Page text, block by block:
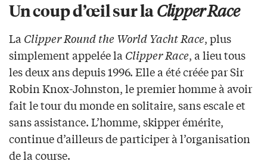
Un coup d’œil sur laClipper Race
La Clipper Round the World Yacht Race, plus
simplement appelée la Clipper Race, a lieu tous
les deux ans depuis 1996. Elle a été créée par Sir
Robin Knox-Johnston, le premier homme à avoir
fait le tour du monde en solitaire, sans escale et
sans assistance. L’homme, skipper émérite,
continue d’ailleurs de participer à l’organisation
de la course.